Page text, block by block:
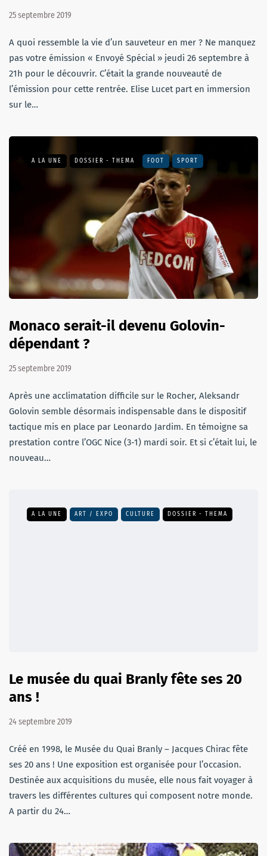
25 septembre 2019
A quoi ressemble la vie d’un sauveteur en mer ? Ne manquez
pas votre émission « Envoyé Spécial » jeudi 26 septembre à
21h pour le découvrir. C’était la grande nouveauté de
l’émission pour cette rentrée. Elise Lucet part en immersion
sur le…
A LA UNE DOSSIER - THEMA FOOT SPORT
Monaco serait-il devenu Golovin-
dépendant ?
25 septembre 2019
Après une acclimatation difficile sur le Rocher, Aleksandr
Golovin semble désormais indispensable dans le dispositif
tactique mis en place par Leonardo Jardim. En témoigne sa
prestation contre l’OGC Nice (3-1) mardi soir. Et si c’était lui, le
nouveau…
A LA UNE ART / EXPO CULTURE DOSSIER - THEMA
Le musée du quai Branly fête ses 20
ans !
24 septembre 2019
Créé en 1998, le Musée du Quai Branly – Jacques Chirac fête
ses 20 ans ! Une exposition est organisée pour l’occasion.
Destinée aux acquisitions du musée, elle nous fait voyager à
travers les différentes cultures qui composent notre monde.
A partir du 24…